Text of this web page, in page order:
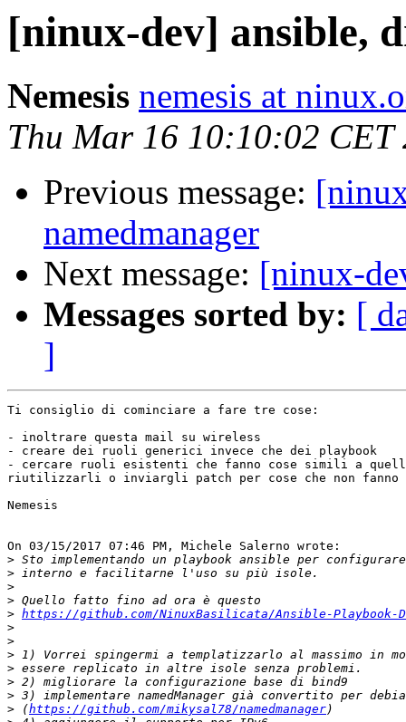
[ninux-dev] ansible,
Nemesis nemesis at
Thu Mar 16 10:10:02 CET
Previous message:
namedmanager
Next message: [ninux-
Messages sorted by: [
]
Ti consiglio di cominciare a fare tre cose:
- inoltrare questa mail su wireless
- creare dei ruoli generici invece che dei playbook
- cercare ruoli esistenti che fanno cose simili a
riutilizzarli o inviargli patch per cose che non fanno
Nemesis
On 03/15/2017 07:46 PM, Michele Salerno wrote:
>
>
>
>
> https://github.com/NinuxBasilicata/Ansible-Playbook-
>
>
>
>
>
>
> (https://github.com/mikysal78/namedmanager